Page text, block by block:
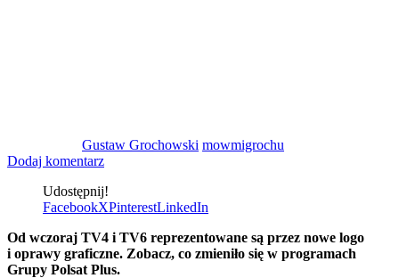
Gustaw Grochowski mowmigrochu
Dodaj komentarz
Udostępnij!
FacebookXPinterestLinkedIn
Od wczoraj TV4 i TV6 reprezentowane są przez nowe logo
i oprawy graficzne. Zobacz, co zmieniło się w programach
Grupy Polsat Plus.